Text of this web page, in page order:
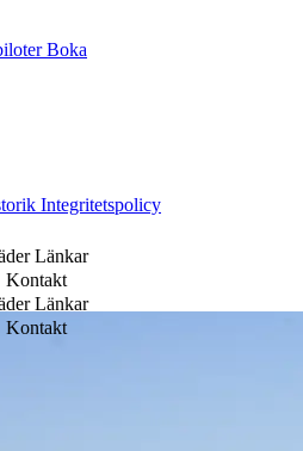
Boka
Integritetspolicy
Länkar
Kontakt
Länkar
Kontakt